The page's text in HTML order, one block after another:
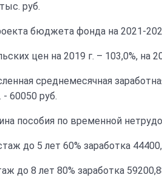
руб.
бюджета фонда на 2021-
цен на 2019 г. – 103,0%, на
среднемесячная
- 60050 руб.
пособия по временной
до 5 лет 60% заработка
8 лет 80% заработка